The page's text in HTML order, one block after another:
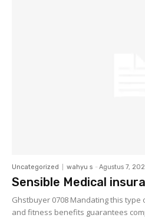
Uncategorized wahyu s - Agustus 7,
Sensible Medical
Ghstbuyer 0708 Mandating this
and fitness benefits guarantees